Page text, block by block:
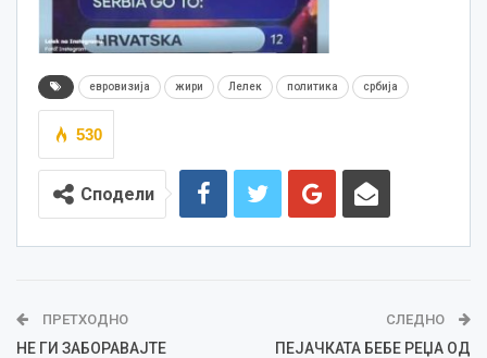
евровизија жири Лелек политика србија
530
Сподели
ПРЕТХОДНО
НЕ ГИ ЗАБОРАВАЈТЕ
СЛЕДНО
ПЕЈАЧКАТА БЕБЕ РЕЏА ОД